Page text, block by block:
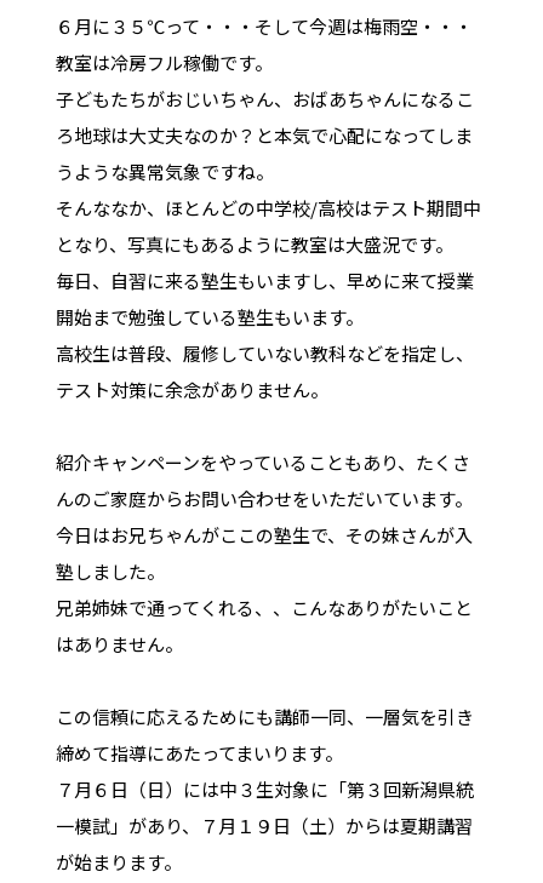
６月に３５℃って・・・そして今週は梅雨空・・・
教室は冷房フル稼働です。
子どもたちがおじいちゃん、おばあちゃんになるこ
ろ地球は大丈夫なのか？と本気で心配になってしま
うような異常気象ですね。
そんななか、ほとんどの中学校/高校はテスト期間中
となり、写真にもあるように教室は大盛況です。
毎日、自習に来る塾生もいますし、早めに来て授業
開始まで勉強している塾生もいます。
高校生は普段、履修していない教科などを指定し、
テスト対策に余念がありません。
紹介キャンペーンをやっていることもあり、たくさ
んのご家庭からお問い合わせをいただいています。
今日はお兄ちゃんがここの塾生で、その妹さんが入
塾しました。
兄弟姉妹で通ってくれる、、こんなありがたいこと
はありません。
この信頼に応えるためにも講師一同、一層気を引き
締めて指導にあたってまいります。
７月６日（日）には中３生対象に「第３回新潟県統
一模試」があり、７月１９日（土）からは夏期講習
が始まります。